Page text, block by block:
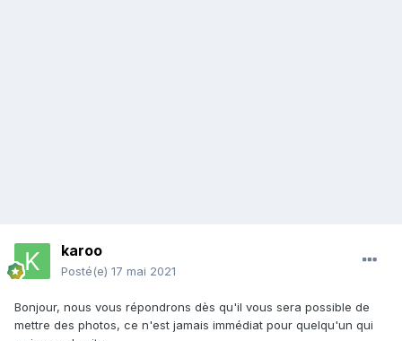
karoo
Posté(e) 17 mai 2021
Bonjour, nous vous répondrons dès qu'il vous sera possible de
mettre des photos, ce n'est jamais immédiat pour quelqu'un qui